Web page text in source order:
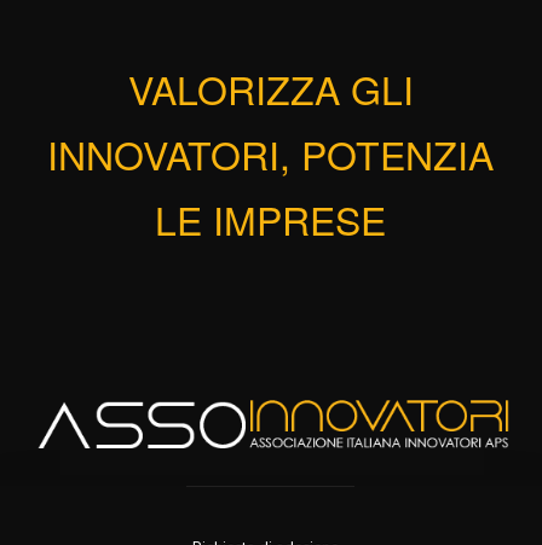
VALORIZZA GLI
INNOVATORI, POTENZIA
LE IMPRESE